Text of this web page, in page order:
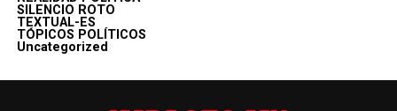
SILENCIO ROTO
TEXTUAL-ES
TÓPICOS POLÍTICOS
Uncategorized